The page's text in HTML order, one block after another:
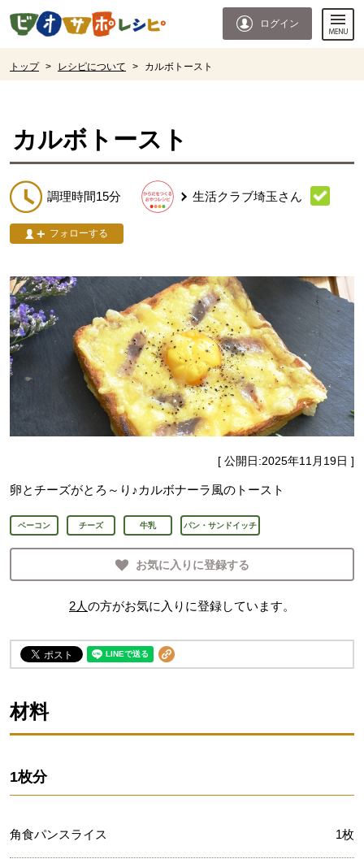
ページの先頭です。
ログイン
トップ > レシピについて > カルボトースト
カルボトースト
調理時間15分 生活クラブ埼玉 さん
フォローする
[ 公開日:2025年11月19日 ]
卵とチーズがとろ～り♪カルボナーラ風のトースト
ベーコン チーズ 牛乳 パン・サンドイッチ
お気に入りに登録する
2人の方がお気に入りに登録しています。
材料
1枚分
角食パンスライス 1枚